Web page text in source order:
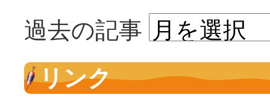
過去の記事
リンク